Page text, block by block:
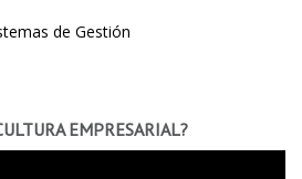
de Gestión
EMPRESARIAL?